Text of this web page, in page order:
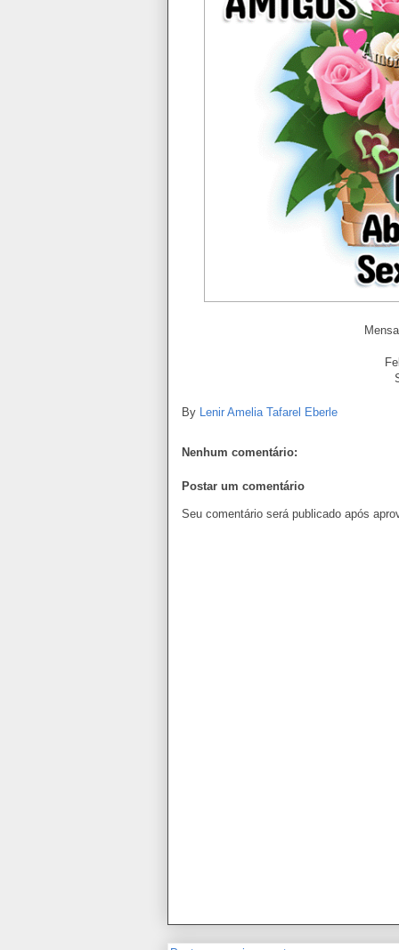
By Lenir Amelia Tafarel Eberle
Nenhum comentário:
Postar um comentário
Seu comentário será publicado após